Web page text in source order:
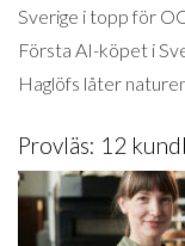
Sverige i topp för
Första AI-köpet i
Haglöfs låter
Provläs: 12